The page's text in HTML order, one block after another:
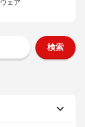
ェア
検索